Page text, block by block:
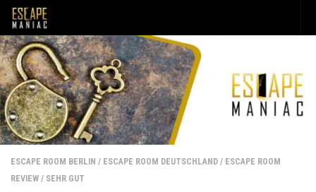
Unter dem Inhalt
ESCAPE ROOM BERLIN / ESCAPE ROOM DEUTSCHLAND / ESCAPE ROOM
REVIEW / SEHR GUT